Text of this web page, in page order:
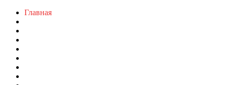
Главная